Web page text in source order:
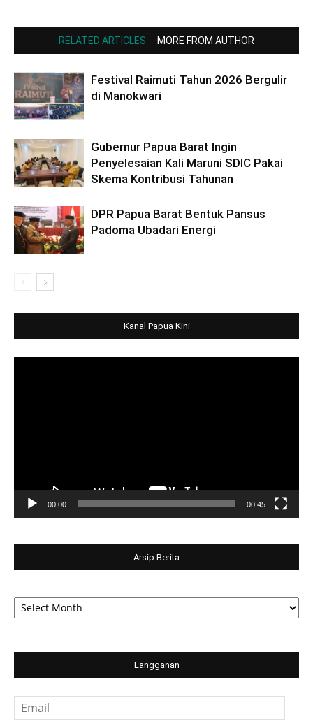
RELATED ARTICLES MORE FROM AUTHOR
Festival Raimuti Tahun 2026 Bergulir
di Manokwari
Gubernur Papua Barat Ingin
Penyelesaian Kali Maruni SDIC Pakai
Skema Kontribusi Tahunan
DPR Papua Barat Bentuk Pansus
Padoma Ubadari Energi
Kanal Papua Kini
00:00 00:45
Arsip Berita
Arsip
Berita
Langganan
Email